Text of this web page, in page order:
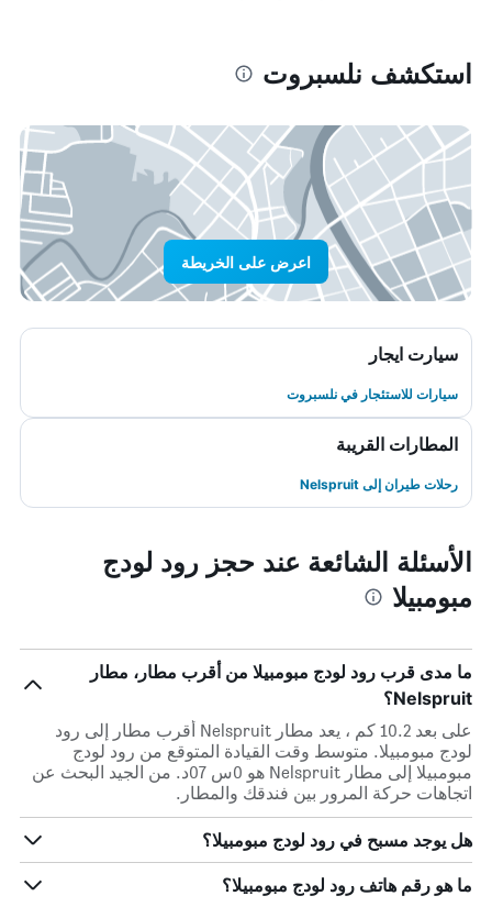
استكشف نلسبروت
اعرض على الخريطة
سيارت ايجار
سيارات للاستئجار في نلسبروت
المطارات القريبة
رحلات طيران إلى Nelspruit
الأسئلة الشائعة عند حجز رود لودج
مبومبيلا
ما مدى قرب رود لودج مبومبيلا من أقرب مطار، مطار
Nelspruit؟
على بعد 10.2 كم ، يعد مطار Nelspruit أقرب مطار إلى رود
لودج مبومبيلا. متوسط وقت القيادة المتوقع من رود لودج
مبومبيلا إلى مطار Nelspruit هو 0س 07د. من الجيد البحث عن
اتجاهات حركة المرور بين فندقك والمطار.
هل يوجد مسبح في رود لودج مبومبيلا؟
ما هو رقم هاتف رود لودج مبومبيلا؟